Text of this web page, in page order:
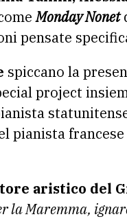
Monday Nonet
pensate
spiccano la
project
pianista francese
aristico del
la Maremma,